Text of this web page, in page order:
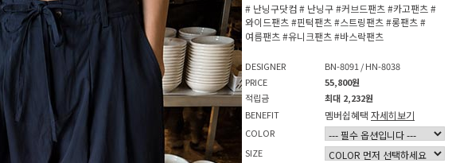
# 난닝구닷컴# 난닝구#커브드팬츠#카고팬츠#
와이드팬츠#핀턱팬츠#스트링팬츠#롱팬츠#
여름팬츠 #유니크팬츠 #바스락팬츠
DESIGNER
BN-8091 / HN-8038
PRICE
55,800원
적립금
최대 2,232원
BENEFIT
멤버쉽혜택 자세히보기
COLOR
SIZE